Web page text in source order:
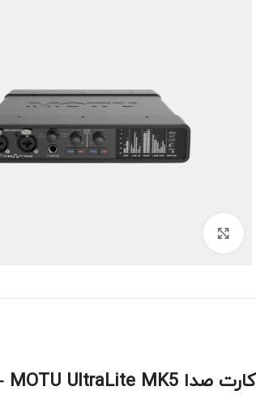
کارت صدا MOTU UltraLite MK5 – قدرت، انعطاف و کیفیت در سطح حرفه‌ای